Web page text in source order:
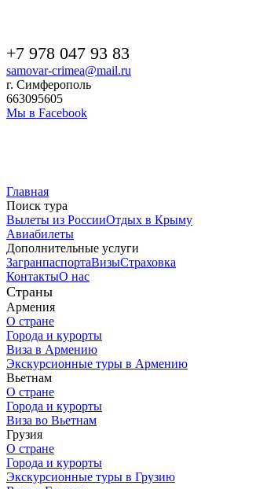
+7 978 047 93 83
samovar-crimea@mail.ru
г. Симферополь
663095605
Мы в Facebook
Главная
Поиск тура
Вылеты из РоссииОтдых в Крыму
Авиабилеты
Дополнительные услуги
ЗагранпаспортаВизыСтраховка
КонтактыО нас
Страны
Армения
О стране
Города и курорты
Виза в Армению
Экскурсионные туры в Армению
Вьетнам
О стране
Города и курорты
Виза во Вьетнам
Грузия
О стране
Города и курорты
Экскурсионные туры в Грузию